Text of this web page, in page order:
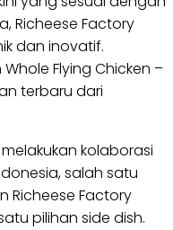
Richeese Factory
dan inovatif.
Flying Chicken –
terbaru dari
kolaborasi
salah satu
Richeese Factory
pilihan side dish.